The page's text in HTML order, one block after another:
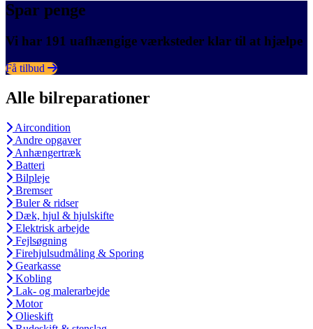
Spar penge
Vi har 191 uafhængige værksteder klar til at hjælpe
Få tilbud
Alle bilreparationer
Aircondition
Andre opgaver
Anhængertræk
Batteri
Bilpleje
Bremser
Buler & ridser
Dæk, hjul & hjulskifte
Elektrisk arbejde
Fejlsøgning
Firehjulsudmåling & Sporing
Gearkasse
Kobling
Lak- og malerarbejde
Motor
Olieskift